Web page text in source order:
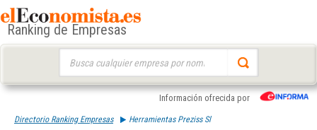
Ranking de Empresas
Información ofrecida por
Directorio Ranking Empresas Herramientas Preziss Sl